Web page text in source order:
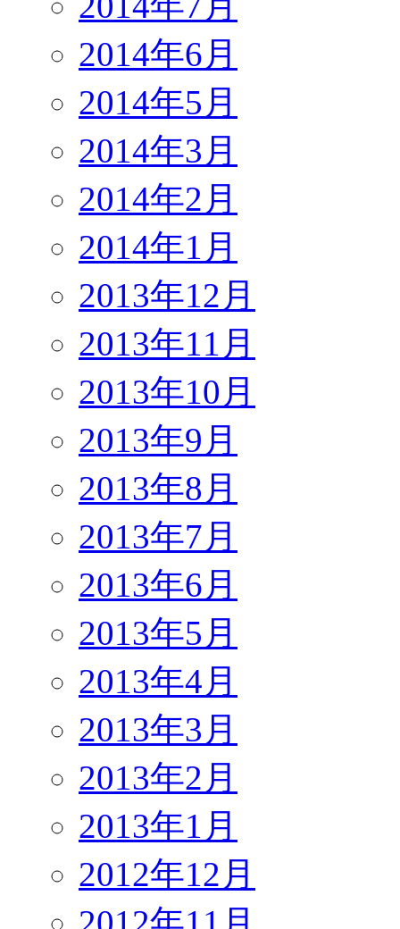
2014年6月
2014年5月
2014年3月
2014年2月
2014年1月
2013年12月
2013年11月
2013年10月
2013年9月
2013年8月
2013年7月
2013年6月
2013年5月
2013年4月
2013年3月
2013年2月
2013年1月
2012年12月